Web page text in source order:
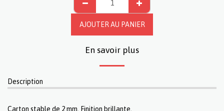
AJOUTER AU PANIER
En savoir plus
Description
Carton stable de 2 mm. Finition brillante.